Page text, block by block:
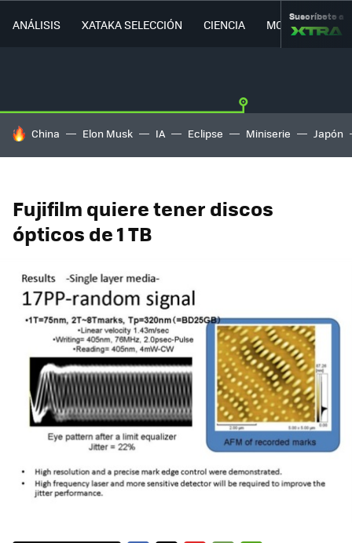
ANÁLISIS XATAKA SELECCIÓN CIENCIA MOVILIDAD
Suscríbete a
HOY SE HABLA DE
China Elon Musk IA Eclipse Miniserie Japón
Fujifilm quiere tener discos
ópticos de 1 TB